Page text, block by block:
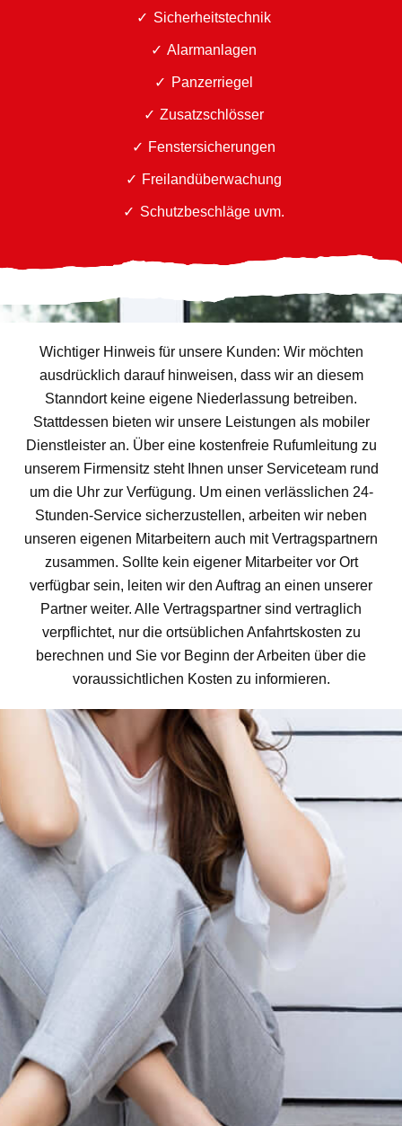
Sicherheitstechnik
Alarmanlagen
Panzerriegel
Zusatzschlösser
Fenstersicherungen
Freilandüberwachung
Schutzbeschläge uvm.
Wichtiger Hinweis für unsere Kunden: Wir möchten
ausdrücklich darauf hinweisen, dass wir an diesem
Stanndort keine eigene Niederlassung betreiben.
Stattdessen bieten wir unsere Leistungen als mobiler
Dienstleister an. Über eine kostenfreie Rufumleitung zu
unserem Firmensitz steht Ihnen unser Serviceteam rund
um die Uhr zur Verfügung. Um einen verlässlichen 24-
Stunden-Service sicherzustellen, arbeiten wir neben
unseren eigenen Mitarbeitern auch mit Vertragspartnern
zusammen. Sollte kein eigener Mitarbeiter vor Ort
verfügbar sein, leiten wir den Auftrag an einen unserer
Partner weiter. Alle Vertragspartner sind vertraglich
verpflichtet, nur die ortsüblichen Anfahrtskosten zu
berechnen und Sie vor Beginn der Arbeiten über die
voraussichtlichen Kosten zu informieren.